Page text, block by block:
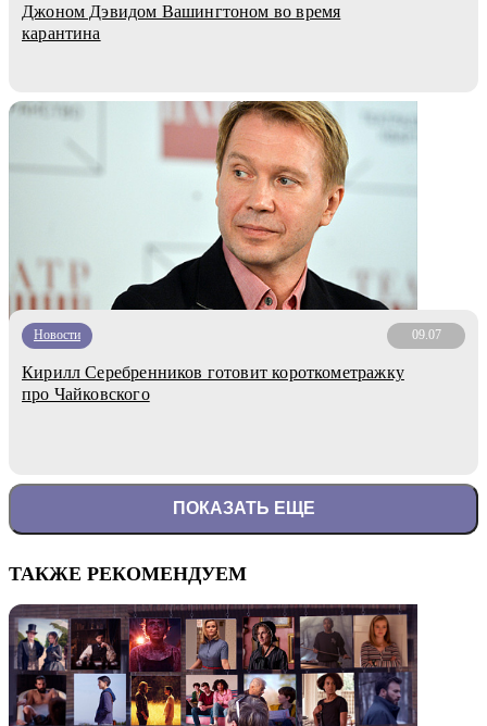
Джоном Дэвидом Вашингтоном во время
карантина
Новости 09.07
Кирилл Серебренников готовит короткометражку
про Чайковского
ПОКАЗАТЬ ЕЩЕ
ТАКЖЕ РЕКОМЕНДУЕМ